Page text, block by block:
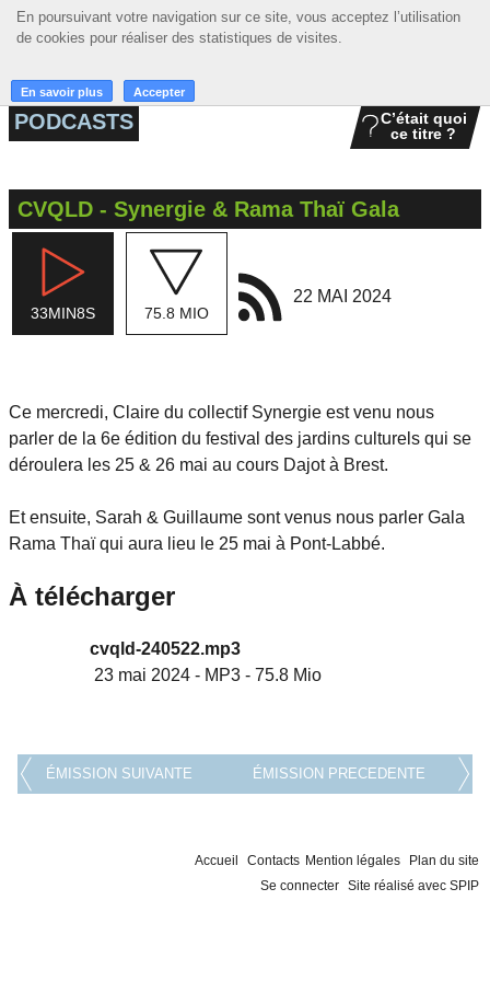
En poursuivant votre navigation sur ce site, vous acceptez l’utilisation
de cookies pour réaliser des statistiques de visites.
En savoir plus Accepter
En poursuivant votre navigation sur ce site, vous acceptez l’utilisation
de cookies pour réaliser des statistiques de visites.
En savoir plus Accepter
☰ MENU
ACCUEIL
GRILLE
MUSIQUE
ACTIONS
PODCASTS
C’était quoi
ce titre ?
CVQLD - Synergie & Rama Thaï Gala
33MIN8S 75.8 MIO
22 MAI 2024
Ce mercredi, Claire du collectif Synergie est venu nous
parler de la 6e édition du festival des jardins culturels qui se
déroulera les 25 & 26 mai au cours Dajot à Brest.
Et ensuite, Sarah & Guillaume sont venus nous parler Gala
Rama Thaï qui aura lieu le 25 mai à Pont-Labbé.
À télécharger
cvqld-240522.mp3
23 mai 2024 - MP3 - 75.8 Mio
ÉMISSION SUIVANTE ÉMISSION PRECEDENTE
Accueil Contacts Mention légales
Plan du site
Se connecter Site réalisé avec SPIP